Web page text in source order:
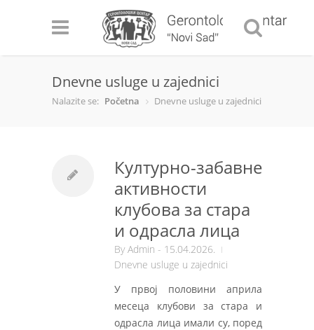
Dnevne usluge u zajednici
Nalazite se: Početna Dnevne usluge u zajednici
Културно-забавне
активности
клубова за стара
и одрасла лица
ByAdmin - 15.04.2026.
Dnevne usluge u zajednici
У првој половини априла
месеца клубови за стара и
одрасла лица имали су, поред